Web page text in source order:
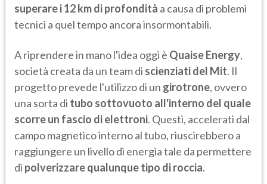
superare i 12 km di profondità a causa di problemi
tecnici a quel tempo ancora insormontabili.
A riprendere in mano l'idea oggi è Quaise Energy,
società creata da un team di scienziati del Mit. Il
progetto prevede l'utilizzo di un girotrone, ovvero
una sorta di tubo sottovuoto all'interno del quale
scorre un fascio di elettroni. Questi, accelerati dal
campo magnetico interno al tubo, riuscirebbero a
raggiungere un livello di energia tale da permettere
di polverizzare qualunque tipo di roccia.